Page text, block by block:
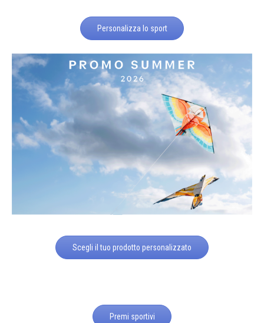
Personalizza lo sport
Scegli il tuo prodotto personalizzato
Premi sportivi